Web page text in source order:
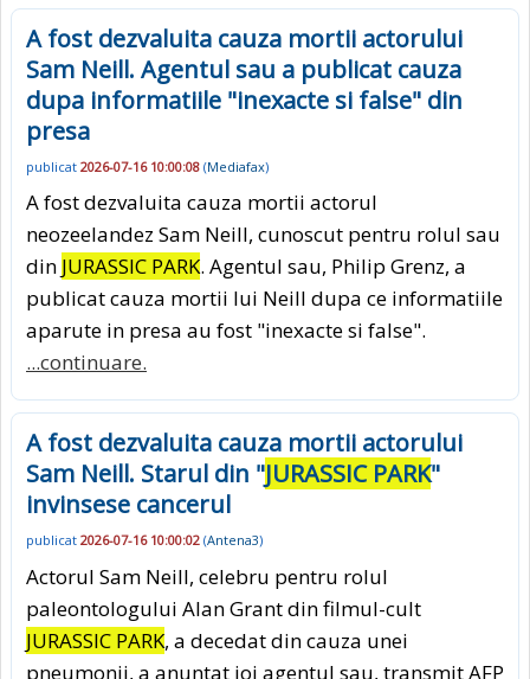
A fost dezvaluita cauza mortii actorului
Sam Neill. Agentul sau a publicat cauza
dupa informatiile "inexacte si false" din
presa
publicat 2026-07-16 10:00:08 (Mediafax)
A fost dezvaluita cauza mortii actorul
neozeelandez Sam Neill, cunoscut pentru rolul sau
din JURASSIC PARK. Agentul sau, Philip Grenz, a
publicat cauza mortii lui Neill dupa ce informatiile
aparute in presa au fost "inexacte si false".
...continuare.
A fost dezvaluita cauza mortii actorului
Sam Neill. Starul din "JURASSIC PARK"
invinsese cancerul
publicat 2026-07-16 10:00:02 (Antena3)
Actorul Sam Neill, celebru pentru rolul
paleontologului Alan Grant din filmul-cult
JURASSIC PARK, a decedat din cauza unei
pneumonii, a anuntat joi agentul sau, transmit AFP